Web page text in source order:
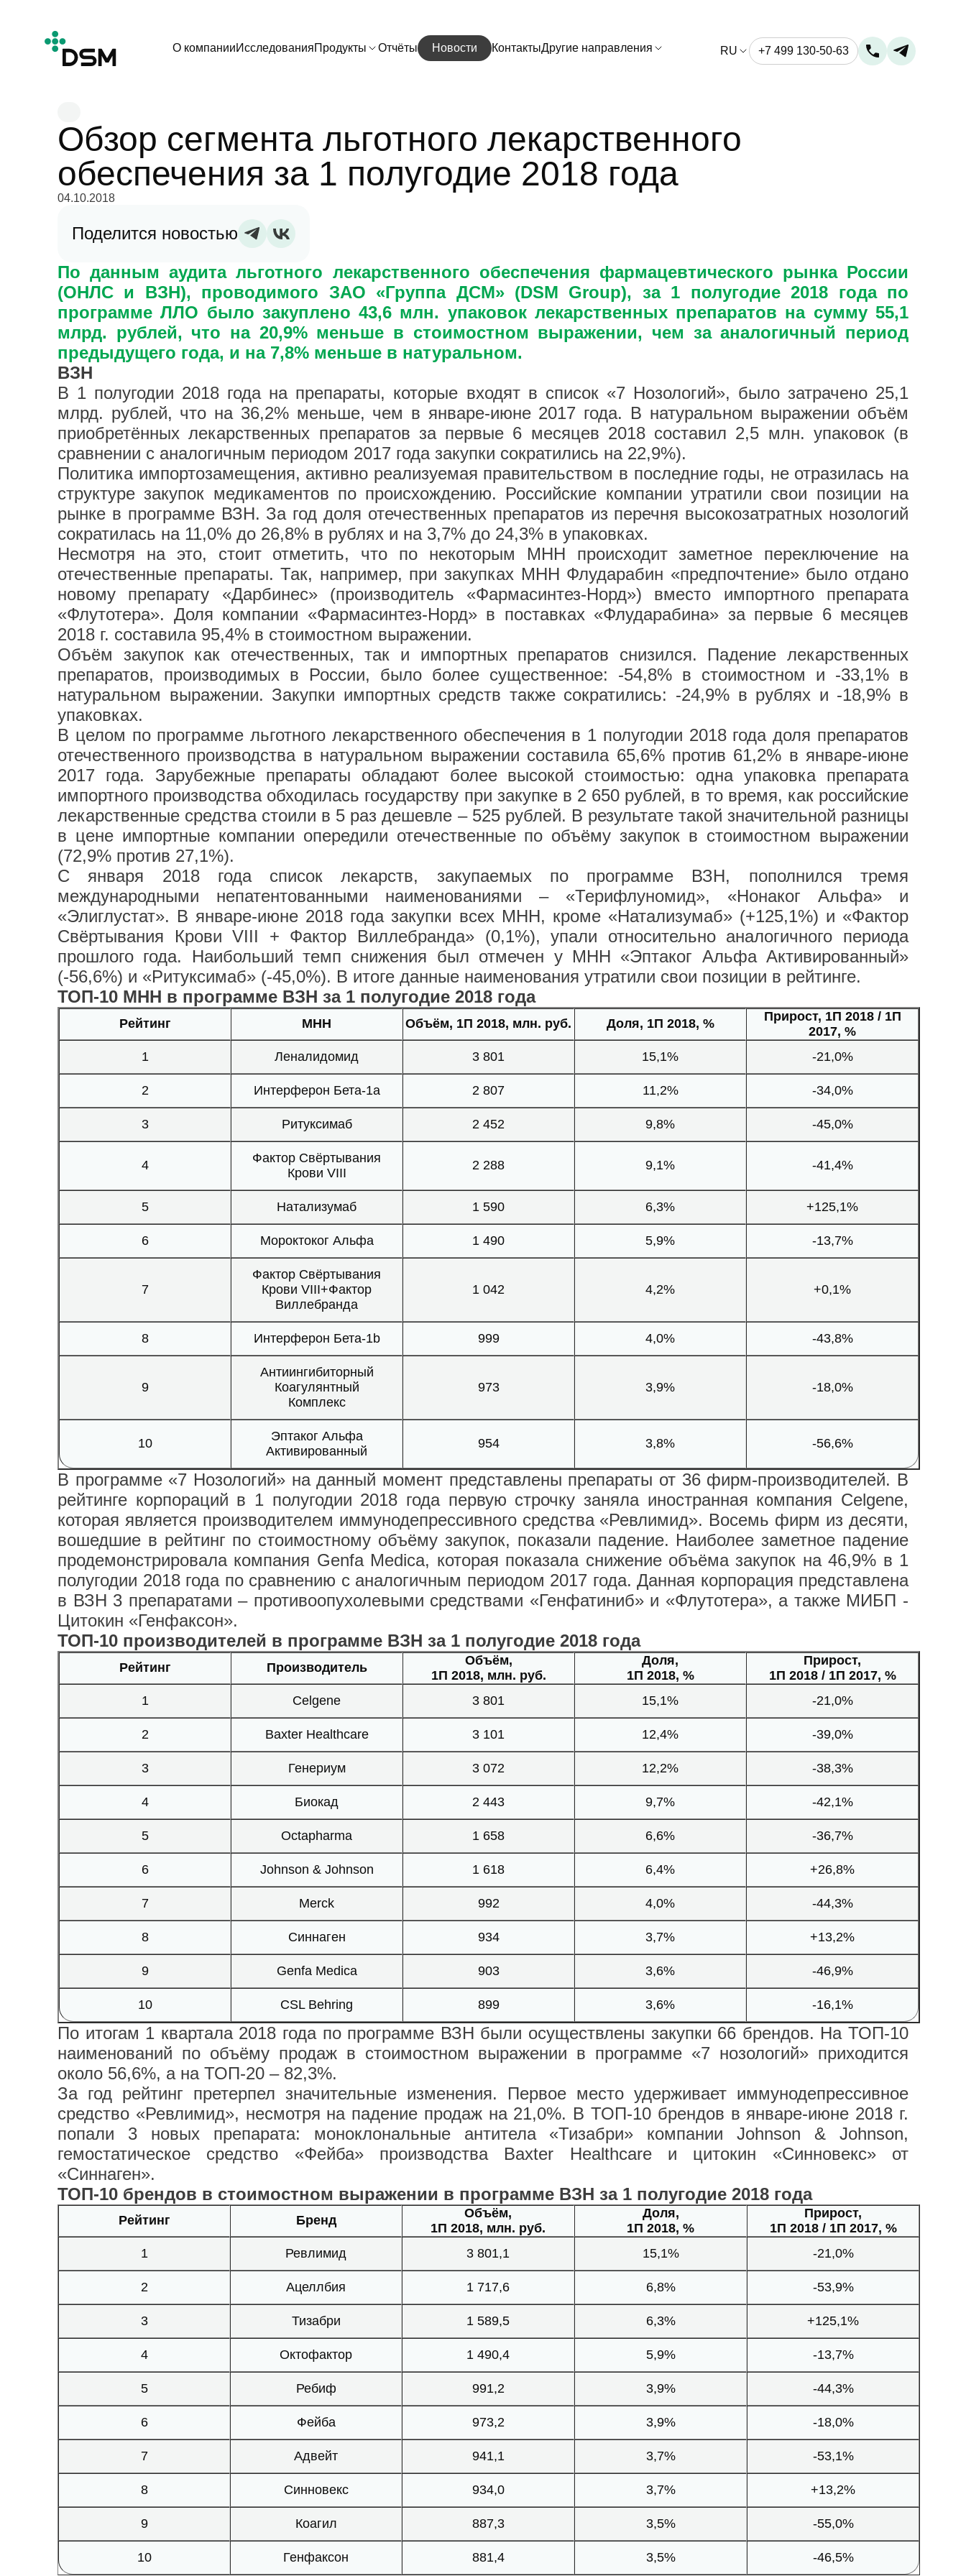
О компанииИсследованияПродукты Отчёты Новости КонтактыДругие направления RU +7 499 130-50-63
Обзор сегмента льготного лекарственного
обеспечения за 1 полугодие 2018 года
04.10.2018
Поделится новостью
По данным аудита льготного лекарственного обеспечения фармацевтического рынка России
(ОНЛС и ВЗН), проводимого ЗАО «Группа ДСМ» (DSM Group), за 1 полугодие 2018 года по
программе ЛЛО было закуплено 43,6 млн. упаковок лекарственных препаратов на сумму 55,1
млрд. рублей, что на 20,9% меньше в стоимостном выражении, чем за аналогичный период
предыдущего года, и на 7,8% меньше в натуральном.
ВЗН
В 1 полугодии 2018 года на препараты, которые входят в список «7 Нозологий», было затрачено 25,1
млрд. рублей, что на 36,2% меньше, чем в январе-июне 2017 года. В натуральном выражении объём
приобретённых лекарственных препаратов за первые 6 месяцев 2018 составил 2,5 млн. упаковок (в
сравнении с аналогичным периодом 2017 года закупки сократились на 22,9%).
Политика импортозамещения, активно реализуемая правительством в последние годы, не отразилась на
структуре закупок медикаментов по происхождению. Российские компании утратили свои позиции на
рынке в программе ВЗН. За год доля отечественных препаратов из перечня высокозатратных нозологий
сократилась на 11,0% до 26,8% в рублях и на 3,7% до 24,3% в упаковках.
Несмотря на это, стоит отметить, что по некоторым МНН происходит заметное переключение на
отечественные препараты. Так, например, при закупках МНН Флударабин «предпочтение» было отдано
новому препарату «Дарбинес» (производитель «Фармасинтез-Норд») вместо импортного препарата
«Флутотера». Доля компании «Фармасинтез-Норд» в поставках «Флударабина» за первые 6 месяцев
2018 г. составила 95,4% в стоимостном выражении.
Объём закупок как отечественных, так и импортных препаратов снизился. Падение лекарственных
препаратов, производимых в России, было более существенное: -54,8% в стоимостном и -33,1% в
натуральном выражении. Закупки импортных средств также сократились: -24,9% в рублях и -18,9% в
упаковках.
В целом по программе льготного лекарственного обеспечения в 1 полугодии 2018 года доля препаратов
отечественного производства в натуральном выражении составила 65,6% против 61,2% в январе-июне
2017 года. Зарубежные препараты обладают более высокой стоимостью: одна упаковка препарата
импортного производства обходилась государству при закупке в 2 650 рублей, в то время, как российские
лекарственные средства стоили в 5 раз дешевле – 525 рублей. В результате такой значительной разницы
в цене импортные компании опередили отечественные по объёму закупок в стоимостном выражении
(72,9% против 27,1%).
С января 2018 года список лекарств, закупаемых по программе ВЗН, пополнился тремя
международными непатентованными наименованиями – «Терифлуномид», «Нонаког Альфа» и
«Элиглустат». В январе-июне 2018 года закупки всех МНН, кроме «Натализумаб» (+125,1%) и «Фактор
Свёртывания Крови VIII + Фактор Виллебранда» (0,1%), упали относительно аналогичного периода
прошлого года. Наибольший темп снижения был отмечен у МНН «Эптаког Альфа Активированный»
(-56,6%) и «Ритуксимаб» (-45,0%). В итоге данные наименования утратили свои позиции в рейтинге.
ТОП-10 МНН в программе ВЗН за 1 полугодие 2018 года
Рейтинг МНН Объём, 1П 2018, млн. руб. Доля, 1П 2018, %
Прирост, 1П 2018 / 1П
2017, %
1
Леналидомид 3 801 15,1% -21,0%
2 Интерферон Бета-1а 2 807 11,2% -34,0%
3 Ритуксимаб 2 452 9,8% -45,0%
4
Фактор Свёртывания
Крови VIII
2 288 9,1% -41,4%
5 Натализумаб 1 590 6,3% +125,1%
6 Мороктоког Альфа 1 490 5,9% -13,7%
7
Фактор Свёртывания
Крови VIII+Фактор
Виллебранда
1 042 4,2% +0,1%
8 Интерферон Бета-1b 999 4,0% -43,8%
9
Антиингибиторный
Коагулянтный
Комплекс
973 3,9% -18,0%
10
Эптаког Альфа
Активированный
954 3,8% -56,6%
В программе «7 Нозологий» на данный момент представлены препараты от 36 фирм-производителей. В
рейтинге корпораций в 1 полугодии 2018 года первую строчку заняла иностранная компания Celgene,
которая является производителем иммунодепрессивного средства «Ревлимид». Восемь фирм из десяти,
вошедшие в рейтинг по стоимостному объёму закупок, показали падение. Наиболее заметное падение
продемонстрировала компания Genfa Medica, которая показала снижение объёма закупок на 46,9% в 1
полугодии 2018 года по сравнению с аналогичным периодом 2017 года. Данная корпорация представлена
в ВЗН 3 препаратами – противоопухолевыми средствами «Генфатиниб» и «Флутотера», а также МИБП -
Цитокин «Генфаксон».
ТОП-10 производителей в программе ВЗН за 1 полугодие 2018 года
Рейтинг Производитель
Объём,
1П 2018, млн. руб.
Доля,
1П 2018, %
Прирост,
1П 2018 / 1П 2017, %
1
Celgene 3 801 15,1% -21,0%
2 Baxter Healthcare 3 101 12,4% -39,0%
3 Генериум 3 072 12,2% -38,3%
4 Биокад 2 443 9,7% -42,1%
5 Octapharma 1 658 6,6% -36,7%
6 Johnson & Johnson 1 618 6,4% +26,8%
7 Merck 992 4,0% -44,3%
8 Синнаген 934 3,7% +13,2%
9 Genfa Medica 903 3,6% -46,9%
10 CSL Behring 899 3,6% -16,1%
По итогам 1 квартала 2018 года по программе ВЗН были осуществлены закупки 66 брендов. На ТОП-10
наименований по объёму продаж в стоимостном выражении в программе «7 нозологий» приходится
около 56,6%, а на ТОП-20 – 82,3%.
За год рейтинг претерпел значительные изменения. Первое место удерживает иммунодепрессивное
средство «Ревлимид», несмотря на падение продаж на 21,0%. В ТОП-10 брендов в январе-июне 2018 г.
попали 3 новых препарата: моноклональные антитела «Тизабри» компании Johnson & Johnson,
гемостатическое средство «Фейба» производства Baxter Healthcare и цитокин «Синновекс» от
«Синнаген».
ТОП-10 брендов в стоимостном выражении в программе ВЗН за 1 полугодие 2018 года
Рейтинг Бренд
Объём,
1П 2018, млн. руб.
Доля,
1П 2018, %
Прирост,
1П 2018 / 1П 2017, %
1
Ревлимид 3 801,1 15,1% -21,0%
2 Ацеллбия 1 717,6 6,8% -53,9%
3 Тизабри 1 589,5 6,3% +125,1%
4 Октофактор 1 490,4 5,9% -13,7%
5 Ребиф 991,2 3,9% -44,3%
6 Фейба 973,2 3,9% -18,0%
7 Адвейт 941,1 3,7% -53,1%
8 Синновекс 934,0 3,7% +13,2%
9 Коагил 887,3 3,5% -55,0%
10 Генфаксон 881,4 3,5% -46,5%